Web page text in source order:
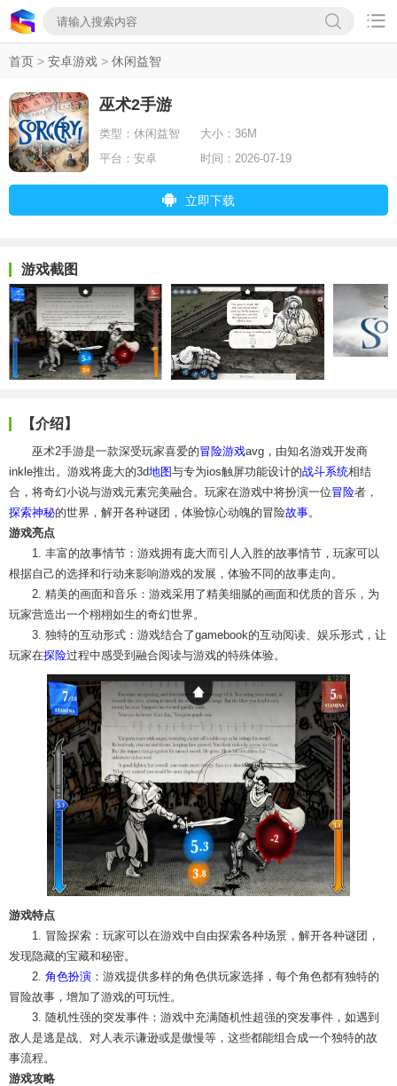

首页 > 安卓游戏 > 休闲益智
巫术2手游
类型： 休闲益智 大小： 36M
平台： 安卓 时间： 2026-07-19
立即下载
游戏截图
【介绍】
巫术2手游是一款深受玩家喜爱的冒险游戏avg，由知名游戏开发商
inkle推出。游戏将庞大的3d地图与专为ios触屏功能设计的战斗系统相结
合，将奇幻小说与游戏元素完美融合。玩家在游戏中将扮演一位冒险者，
探索神秘的世界，解开各种谜团，体验惊心动魄的冒险故事。
游戏亮点
1. 丰富的故事情节：游戏拥有庞大而引人入胜的故事情节，玩家可以
根据自己的选择和行动来影响游戏的发展，体验不同的故事走向。
2. 精美的画面和音乐：游戏采用了精美细腻的画面和优质的音乐，为
玩家营造出一个栩栩如生的奇幻世界。
3. 独特的互动形式：游戏结合了gamebook的互动阅读、娱乐形式，让
玩家在探险过程中感受到融合阅读与游戏的特殊体验。
游戏特点
1. 冒险探索：玩家可以在游戏中自由探索各种场景，解开各种谜团，
发现隐藏的宝藏和秘密。
2. 角色扮演 ：游戏提供多样的角色供玩家选择，每个角色都有独特的
冒险故事，增加了游戏的可玩性。
3. 随机性强的突发事件：游戏中充满随机性超强的突发事件，如遇到
敌人是逃是战、对人表示谦逊或是傲慢等，这些都能组合成一个独特的故
事流程。
游戏攻略